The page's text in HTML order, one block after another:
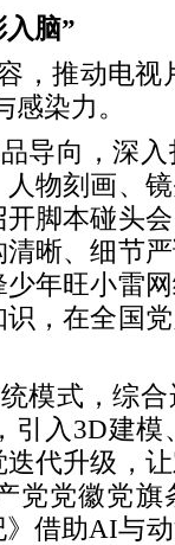
脑”
，推动电视
染力。
导向，深
物刻画、
脚本碰头
晰、细节
年旺小雷
，在全国
模式，综
引入3D建
代升级，
党党徽党
》借助AI与